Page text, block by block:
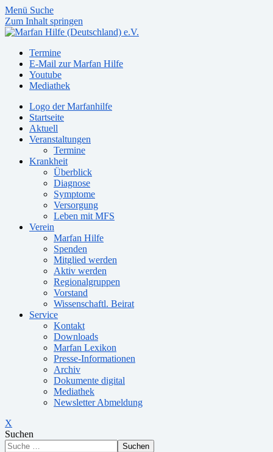
Menü Suche
Zum Inhalt springen
Termine
E-Mail zur Marfan Hilfe
Youtube
Mediathek
Logo der Marfanhilfe
Startseite
Aktuell
Veranstaltungen
Termine
Krankheit
Überblick
Diagnose
Symptome
Versorgung
Leben mit MFS
Verein
Marfan Hilfe
Spenden
Mitglied werden
Aktiv werden
Regionalgruppen
Vorstand
Wissenschaftl. Beirat
Service
Kontakt
Downloads
Marfan Lexikon
Presse-Informationen
Archiv
Dokumente digital
Mediathek
Newsletter Abmeldung
X
Suchen
Suchen